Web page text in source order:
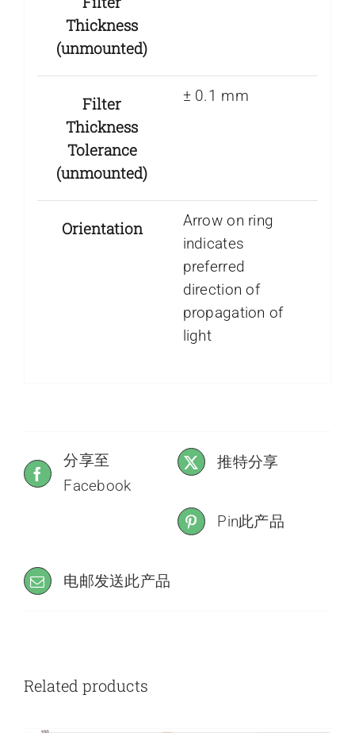
Thickness
(unmounted)
Filter
Thickness
Tolerance
(unmounted)
± 0.1 mm
Orientation
Arrow on ring
indicates
preferred
direction of
propagation of
light
分享至
Facebook
推特分享
Pin此产品
电邮发送此产品
Related products